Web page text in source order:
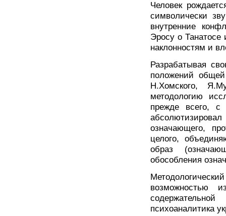
Человек
символически
внутренние
Эросу о Танатосе
наклонностям и
Разрабатывая
положений
Н.Хомского,
методологию
прежде всего, с
означающего,
целого,
образ
обособления
возможностью
психоаналитика